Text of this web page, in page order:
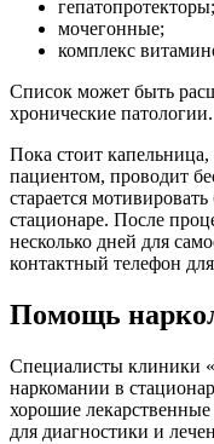
гепатопротекторы;
мочегонные;
комплекс
Список может быть
хронические патологии.
Пока стоит
пациентом, проводит
старается
стационаре. После
несколько дней для
контактный телефон
Помощь
Специалисты клиники
наркомании в
хорошие лекарственные
для диагностики и